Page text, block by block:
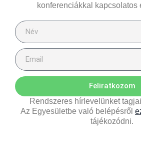
konferenciákkal kapcsolatos
Feliratkozom
Rendszeres hírlevelünket
Az Egyesületbe való belépésről
tájékozódni.